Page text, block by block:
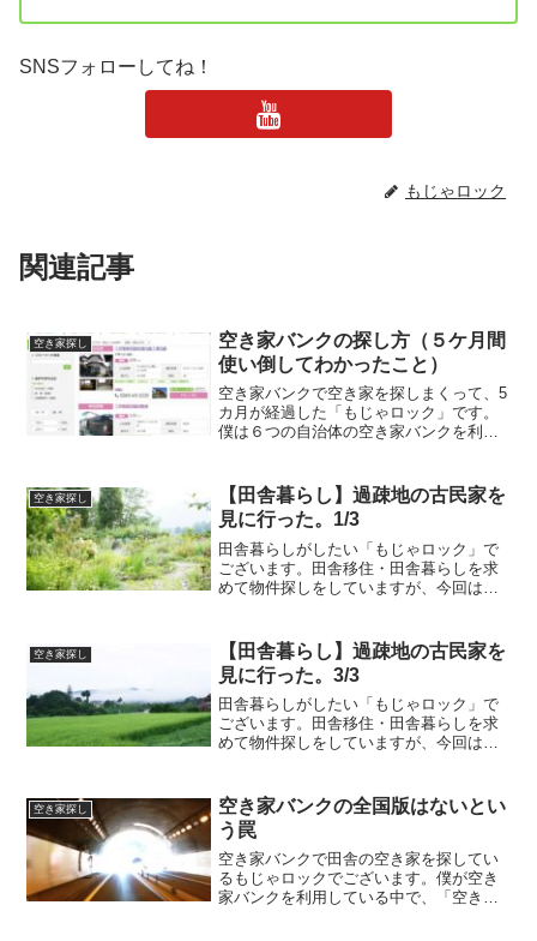
SNSフォローしてね！
もじゃロック
関連記事
空き家探し
空き家バンクの探し方（５ケ月間
使い倒してわかったこと）
空き家バンクで空き家を探しまくって、5
カ月が経過した「もじゃロック」です。
僕は６つの自治体の空き家バンクを利用
クを利用していましたが、最近は空き家
バンクの付き合い方も...
空き家探し
【田舎暮らし】過疎地の古民家を
見に行った。1/3
田舎暮らしがしたい「もじゃロック」で
ございます。田舎移住・田舎暮らしを求
めて物件探しをしていますが、今回は山
で、3回に分けてブログを書きます。3回
のうちの1回目です。 続...
空き家探し
【田舎暮らし】過疎地の古民家を
見に行った。3/3
田舎暮らしがしたい「もじゃロック」で
ございます。田舎移住・田舎暮らしを求
めて物件探しをしていますが、今回は前
編です。 前回：【田舎暮らし】過疎地の
古民家を見に行った。1...
空き家探し
空き家バンクの全国版はないとい
う罠
空き家バンクで田舎の空き家を探してい
るもじゃロックでございます。僕が空き
家バンクを利用している中で、「空き家